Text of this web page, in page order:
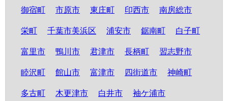
御宿町 市原市 東庄町 印西市 南房総市
栄町 千葉市美浜区 浦安市 鋸南町 白子町
富里市 鴨川市 君津市 長柄町 習志野市
睦沢町 館山市 富津市 四街道市 神崎町
多古町 木更津市 白井市 袖ケ浦市